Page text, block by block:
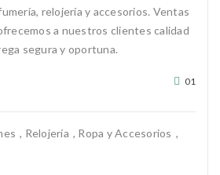
relojería y accesorios. Ventas
a nuestros clientes calidad
segura y oportuna.
01
, Relojería , Ropa y Accesorios ,